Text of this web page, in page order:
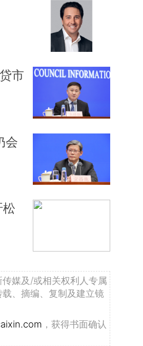
市
会
媒及/或相关权利人专属
、摘编、复制及建立镜
，获得书面确认